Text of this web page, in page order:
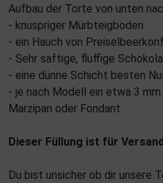
Aufbau der Torte von unten
- knuspriger Mürbteigboden
- ein Hauch von
- Sehr saftige, fluffige
- eine dünne Schicht besten
- je nach Modell ein etwa 3
Marzipan oder Fondant.
Dieser Füllung ist für
Du bist unsicher ob dir unsere